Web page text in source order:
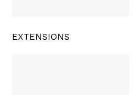
EXTENSIONS